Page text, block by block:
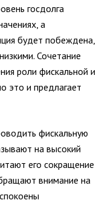
госдолга
а
будет побеждена,
Сочетание
роли фискальной и
это и предлагает
фискальную
на высокий
его сокращение
внимание на